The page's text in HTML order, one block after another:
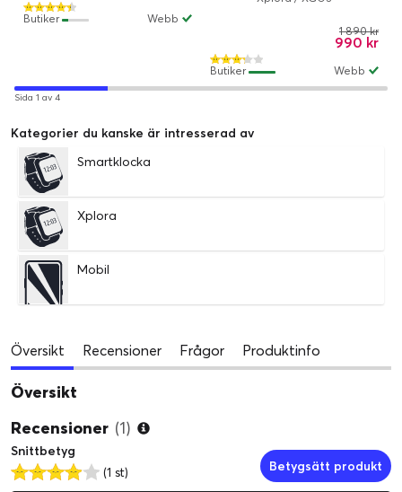
Webb
Butiker
990 kr
1 890 kr
Webb
Butiker
Sida 1 av 4
Kategorier du kanske är intresserad av
Smartklocka
Xplora
Mobil
Översikt Recensioner Frågor Produktinfo
Översikt
Recensioner (1)
Snittbetyg
(1 st)
Betygsätt produkt